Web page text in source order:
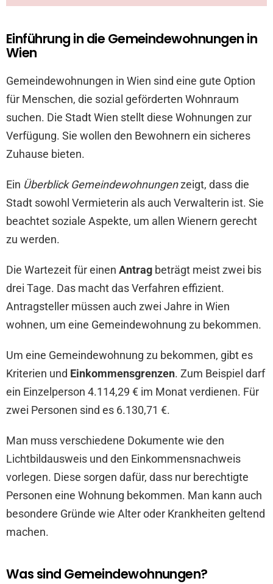
Einführung in die Gemeindewohnungen in
Wien
Gemeindewohnungen in Wien sind eine gute Option
für Menschen, die sozial geförderten Wohnraum
suchen. Die Stadt Wien stellt diese Wohnungen zur
Verfügung. Sie wollen den Bewohnern ein sicheres
Zuhause bieten.
Ein Überblick Gemeindewohnungenzeigt, dass die
Stadt sowohl Vermieterin als auch Verwalterin ist. Sie
beachtet soziale Aspekte, um allen Wienern gerecht
zu werden.
Die Wartezeit für einen Antrag beträgt meist zwei bis
drei Tage. Das macht das Verfahren effizient.
Antragsteller müssen auch zwei Jahre in Wien
wohnen, um eine Gemeindewohnung zu bekommen.
Um eine Gemeindewohnung zu bekommen, gibt es
Kriterien und Einkommensgrenzen. Zum Beispiel darf
ein Einzelperson 4.114,29 € im Monat verdienen. Für
zwei Personen sind es 6.130,71 €.
Man muss verschiedene Dokumente wie den
Lichtbildausweis und den Einkommensnachweis
vorlegen. Diese sorgen dafür, dass nur berechtigte
Personen eine Wohnung bekommen. Man kann auch
besondere Gründe wie Alter oder Krankheiten geltend
machen.
Was sind Gemeindewohnungen?